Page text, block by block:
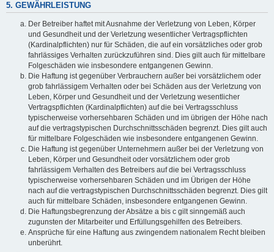
5. GEWÄHRLEISTUNG
Der Betreiber haftet mit Ausnahme der Verletzung von Leben, Körper
und Gesundheit und der Verletzung wesentlicher Vertragspflichten
(Kardinalpflichten) nur für Schäden, die auf ein vorsätzliches oder grob
fahrlässiges Verhalten zurückzuführen sind. Dies gilt auch für mittelbare
Folgeschäden wie insbesondere entgangenen Gewinn.
Die Haftung ist gegenüber Verbrauchern außer bei vorsätzlichem oder
grob fahrlässigem Verhalten oder bei Schäden aus der Verletzung von
Leben, Körper und Gesundheit und der Verletzung wesentlicher
Vertragspflichten (Kardinalpflichten) auf die bei Vertragsschluss
typischerweise vorhersehbaren Schäden und im übrigen der Höhe nach
auf die vertragstypischen Durchschnittsschäden begrenzt. Dies gilt auch
für mittelbare Folgeschäden wie insbesondere entgangenen Gewinn.
Die Haftung ist gegenüber Unternehmern außer bei der Verletzung von
Leben, Körper und Gesundheit oder vorsätzlichem oder grob
fahrlässigem Verhalten des Betreibers auf die bei Vertragsschluss
typischerweise vorhersehbaren Schäden und im Übrigen der Höhe
nach auf die vertragstypischen Durchschnittsschäden begrenzt. Dies gilt
auch für mittelbare Schäden, insbesondere entgangenen Gewinn.
Die Haftungsbegrenzung der Absätze a bis c gilt sinngemäß auch
zugunsten der Mitarbeiter und Erfüllungsgehilfen des Betreibers.
Ansprüche für eine Haftung aus zwingendem nationalem Recht bleiben
unberührt.